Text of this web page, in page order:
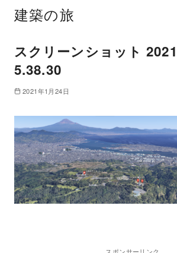
建築の旅
スクリーンショット
5.38.30
2021年1月24日